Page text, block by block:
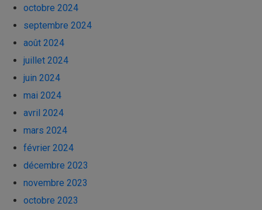
octobre 2024
septembre 2024
août 2024
juillet 2024
juin 2024
mai 2024
avril 2024
mars 2024
février 2024
décembre 2023
novembre 2023
octobre 2023